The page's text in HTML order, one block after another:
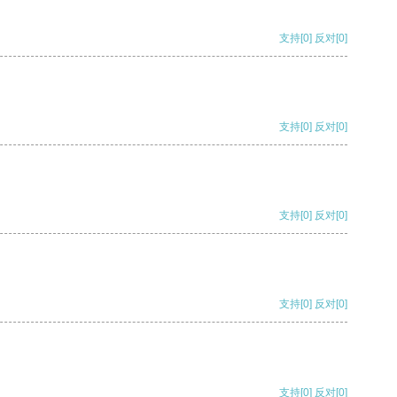
支持[0] 反对[0]
支持[0] 反对[0]
支持[0] 反对[0]
支持[0] 反对[0]
支持[0] 反对[0]